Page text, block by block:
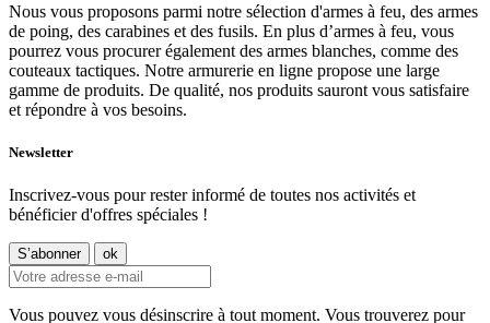
Nous vous proposons parmi notre sélection d'armes à feu, des armes
de poing, des carabines et des fusils. En plus d’armes à feu, vous
pourrez vous procurer également des armes blanches, comme des
couteaux tactiques. Notre armurerie en ligne propose une large
gamme de produits. De qualité, nos produits sauront vous satisfaire
et répondre à vos besoins.
Newsletter
Inscrivez-vous pour rester informé de toutes nos activités et
bénéficier d'offres spéciales !
Vous pouvez vous désinscrire à tout moment. Vous trouverez pour